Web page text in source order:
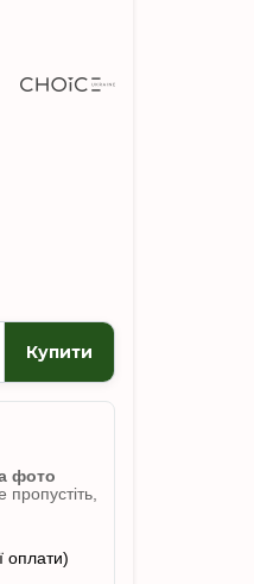
Купити
фото
пропустіть,
оплати)